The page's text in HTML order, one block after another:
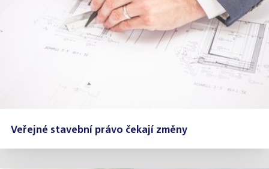
Veřejné stavební právo čekají změny